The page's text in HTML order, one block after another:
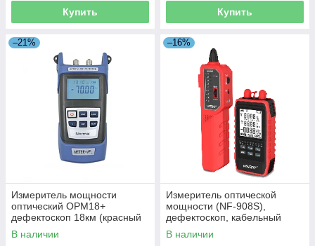
Купить Купить
–21%
Измеритель мощности
оптический OPM18+
дефектоскоп 18км (красный
луч)
В наличии
–16%
Измеритель оптической
мощности (NF-908S),
дефектоскоп, кабельный
тестер LAN, тональный
генератор 4 в 1
В наличии